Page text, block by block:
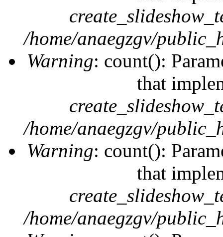
/home/anaegzgv/
Warning: count():
that
/home/anaegzgv/
Warning: count():
that
/home/anaegzgv/